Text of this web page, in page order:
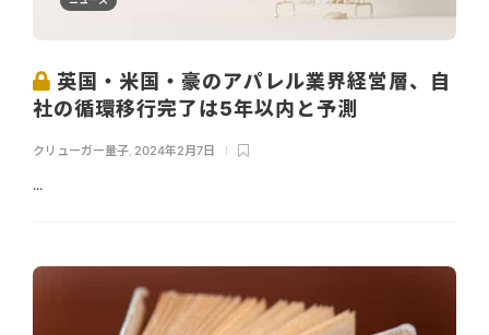
英国・米国・豪のアパレル業界経営層、自
社の循環移行完了は5年以内と予測
クリューガー量子, 2024年2月7日
...